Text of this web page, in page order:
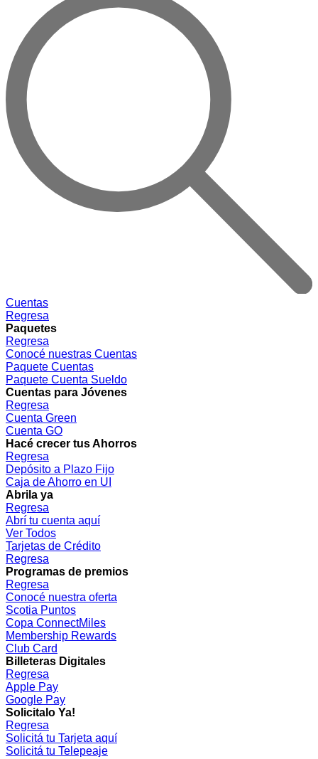
Cuentas
Regresa
Paquetes
Regresa
Conocé nuestras Cuentas
Paquete Cuentas
Paquete Cuenta Sueldo
Cuentas para Jóvenes
Regresa
Cuenta Green
Cuenta GO
Hacé crecer tus Ahorros
Regresa
Depósito a Plazo Fijo
Caja de Ahorro en UI
Abrila ya
Regresa
Abrí tu cuenta aquí
Ver Todos
Tarjetas de Crédito
Regresa
Programas de premios
Regresa
Conocé nuestra oferta
Scotia Puntos
Copa ConnectMiles
Membership Rewards
Club Card
Billeteras Digitales
Regresa
Apple Pay
Google Pay
Solicitalo Ya!
Regresa
Solicitá tu Tarjeta aquí
Solicitá tu Telepeaje